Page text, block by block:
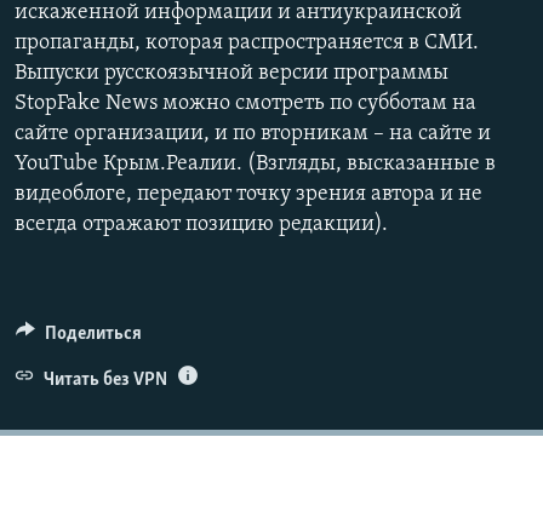
искаженной информации и антиукраинской
пропаганды, которая распространяется в СМИ.
Выпуски русскоязычной версии программы
StopFake News можно смотреть по субботам на
сайте организации, и по вторникам – на сайте и
YouTube Крым.Реалии. (Взгляды, высказанные в
видеоблоге, передают точку зрения автора и не
всегда отражают позицию редакции).
Поделиться
Читать без VPN